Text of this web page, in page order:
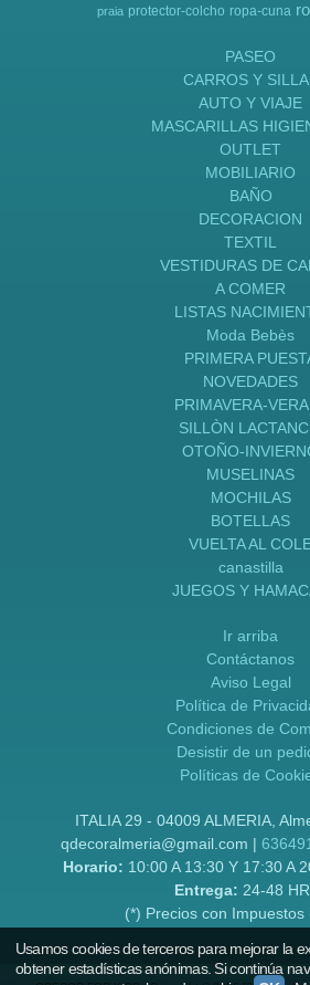
praia protector-colcho ropa-cuna
PASEO
CARROS Y
AUTO Y VIAJE
MASCARILLAS
OUTLET
MOBILIARIO
BAÑO
DECORACION
TEXTIL
VESTIDURAS DE
A COMER
LISTAS
Moda Bebès
PRIMERA
NOVEDADES
PRIMAVERA-
SILLÒN
OTOÑO-
MUSELINAS
MOCHILAS
BOTELLAS
VUELTA AL
canastilla
JUEGOS Y
Ir arriba
Contáctanos
Aviso Legal
Política de
Condiciones de
Desistir de un
Políticas de
ITALIA 29 - 04009 ALMERIA,
qdecoralmeria@gmail.com |
Horario: 10:00 A 13:30 Y 17:30 A
Entrega: 24-48
(*) Precios con Impuestos
Usamos cookies de terceros para mejorar la
obtener estadísticas anónimas. Si continúa